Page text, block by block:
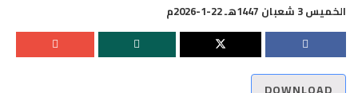
الخميس 3 شعبان 1447هـ 22-1-2026م